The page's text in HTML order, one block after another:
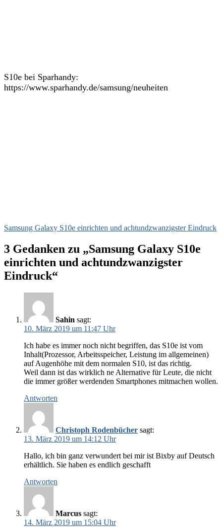
S10e bei Sparhandy:
https://www.sparhandy.de/samsung/neuheiten
Samsung Galaxy S10e einrichten und achtundzwanzigster Eindruck
3 Gedanken zu „Samsung Galaxy S10e
einrichten und achtundzwanzigster
Eindruck“
Sahin sagt:
10. März 2019 um 11:47 Uhr
Ich habe es immer noch nicht begriffen, das S10e ist vom
Inhalt(Prozessor, Arbeitsspeicher, Leistung im allgemeinen)
auf Augenhöhe mit dem normalen S10, ist das richtig.
Weil dann ist das wirklich ne Alternative für Leute, die nicht
die immer größer werdenden Smartphones mitmachen wollen.
Antworten
Christoph Rodenbücher sagt:
13. März 2019 um 14:12 Uhr
Hallo, ich bin ganz verwundert bei mir ist Bixby auf Deutsch
erhältlich. Sie haben es endlich geschafft
Antworten
Marcus sagt:
14. März 2019 um 15:04 Uhr